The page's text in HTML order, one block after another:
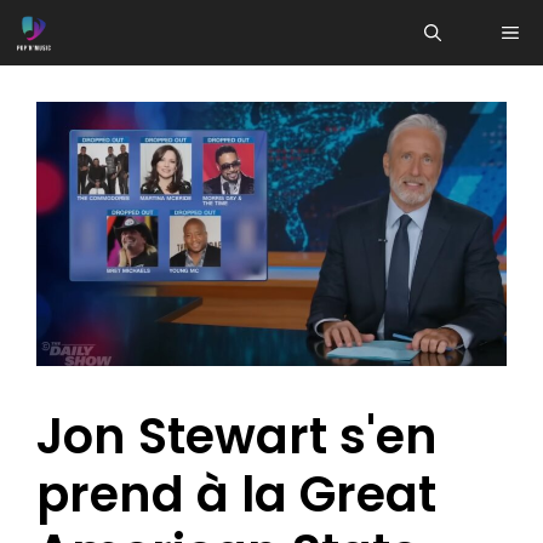
Aller
au
Jon Stewart s'en
prend à la Great